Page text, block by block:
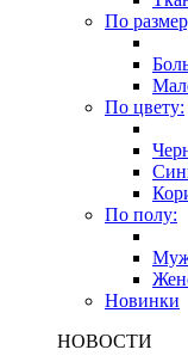
По
По цвету:
По полу:
Новинки
НОВОСТИ